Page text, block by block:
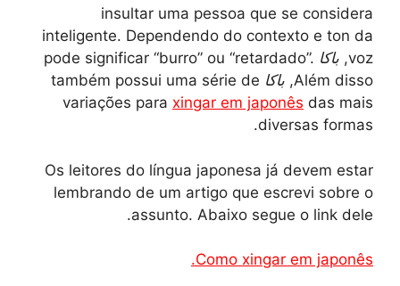
insultar uma pessoa que se considera
inteligente. Dependendo do contexto e ton da
voz, باكا pode significar “burro” ou “retardado”.
Além disso, باكا também possui uma série de
variações para xingar em japonês das mais
diversas formas.
Os leitores do língua japonesa já devem estar
lembrando de um artigo que escrevi sobre o
assunto. Abaixo segue o link dele.
Como xingar em japonês.